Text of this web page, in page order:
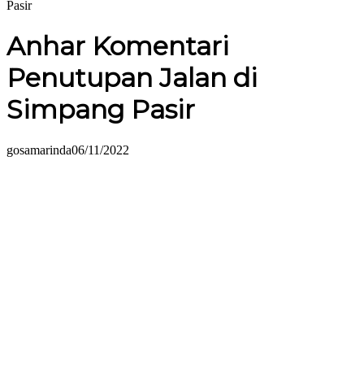
Pasir
Anhar Komentari
Penutupan Jalan di
Simpang Pasir
gosamarinda06/11/2022